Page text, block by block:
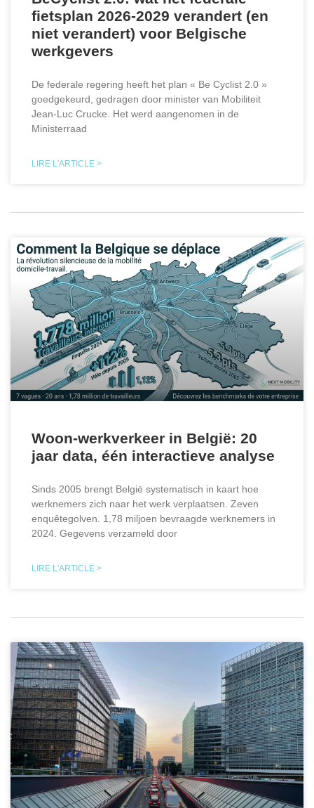
fietsplan 2026-2029 verandert (en
niet verandert) voor Belgische
werkgevers
De federale regering heeft het plan « Be Cyclist 2.0 »
goedgekeurd, gedragen door minister van Mobiliteit
Jean-Luc Crucke. Het werd aangenomen in de
Ministerraad
LIRE L'ARTICLE >
Woon-werkverkeer in België: 20
jaar data, één interactieve analyse
Sinds 2005 brengt België systematisch in kaart hoe
werknemers zich naar het werk verplaatsen. Zeven
enquêtegolven. 1,78 miljoen bevraagde werknemers in
2024. Gegevens verzameld door
LIRE L'ARTICLE >